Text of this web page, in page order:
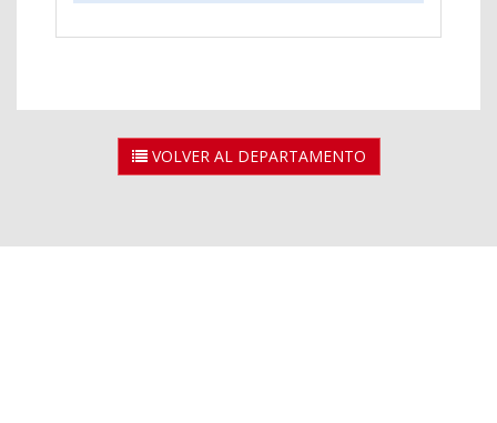
VOLVER AL DEPARTAMENTO